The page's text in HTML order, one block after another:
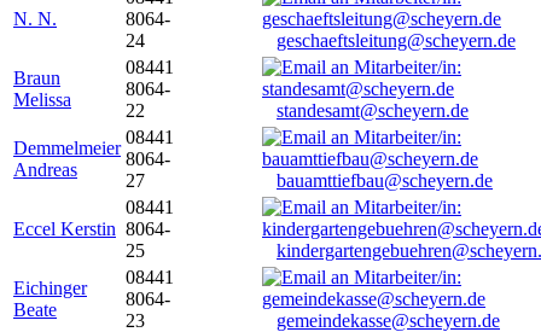
N. N.
8064-
24
geschaeftsleitung@scheyern.de
Braun
Melissa
08441
8064-
22
standesamt@scheyern.de
Demmelmeier
Andreas
08441
8064-
27
bauamttiefbau@scheyern.de
Eccel Kerstin
08441
8064-
25
Eichinger
Beate
08441
8064-
23
gemeindekasse@scheyern.de